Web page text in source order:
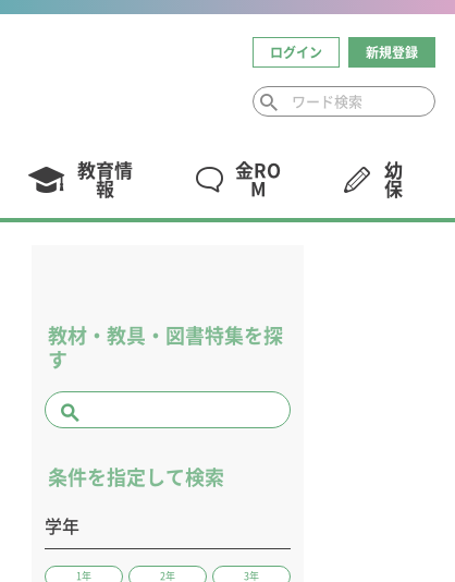
ログイン 新規登録
教育情
報
金RO
M
幼
保
教材・教具・図書特集を探
す
条件を指定して検索
学年
1年 2年 3年